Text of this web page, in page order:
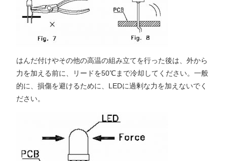
はんだ付けやその他の高温の組み立てを行った後は、外から
力を加える前に、リードを50℃まで冷却してください。一般
的に、損傷を避けるために、LEDに過剰な力を加えないでく
ださい。